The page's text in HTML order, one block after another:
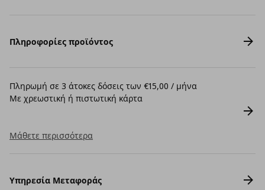
Πληροφορίες προϊόντος
Πληρωμή σε 3 άτοκες δόσεις των €15,00 / μήνα
Με χρεωστική ή πιστωτική κάρτα
Μάθετε περισσότερα
Υπηρεσία Μεταφοράς